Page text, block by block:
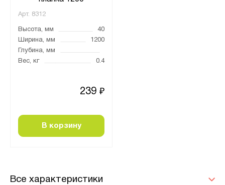
Арт. 8312
Высота, мм
40
Ширина, мм
1200
Глубина, мм
Вес, кг
0.4
239 ₽
В корзину
Все характеристики